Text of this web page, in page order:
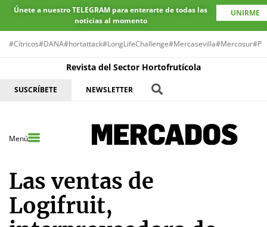
Únete a nuestro TELEGRAM para enterarte de todas las
noticias al momento
UNIRME
#Cítricos#DANA#hortattack#LongLifeChallenge#Mercasevilla#Mercosur
Revista del Sector Hortofrutícola
SUSCRÍBETE NEWSLETTER
Menú
Las ventas de
Logifruit,